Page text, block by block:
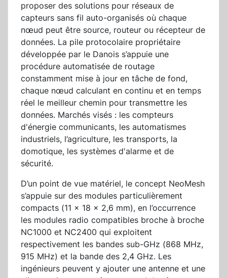
proposer des solutions pour réseaux de
capteurs sans fil auto-organisés où chaque
nœud peut être source, routeur ou récepteur de
données. La pile protocolaire propriétaire
développée par le Danois s’appuie une
procédure automatisée de routage
constamment mise à jour en tâche de fond,
chaque nœud calculant en continu et en temps
réel le meilleur chemin pour transmettre les
données. Marchés visés : les compteurs
d'énergie communicants, les automatismes
industriels, l’agriculture, les transports, la
domotique, les systèmes d'alarme et de
sécurité.
D’un point de vue matériel, le concept NeoMesh
s’appuie sur des modules particulièrement
compacts (11 x 18 x 2,6 mm), en l’occurrence
les modules radio compatibles broche à broche
NC1000 et NC2400 qui exploitent
respectivement les bandes sub-GHz (868 MHz,
915 MHz) et la bande des 2,4 GHz. Les
ingénieurs peuvent y ajouter une antenne et une